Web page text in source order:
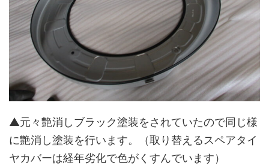
▲元々艶消しブラック塗装をされていたので同じ様
に艶消し塗装を行います。（取り替えるスペアタイ
ヤカバーは経年劣化で色がくすんでいます）